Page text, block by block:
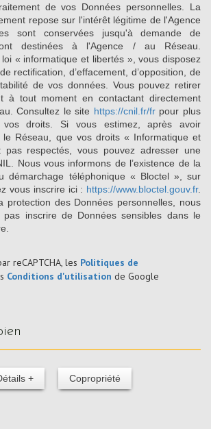
de vos Données personnelles. La
repose sur l'intérêt légitime de l'Agence
sont conservées jusqu'à demande de
destinées à l'Agence / au Réseau.
« informatique et libertés », vous disposez
rectification, d’effacement, d’opposition, de
de vos données. Vous pouvez retirer
à tout moment en contactant directement
Consultez le site https://cnil.fr/frpour plus
vos droits. Si vous estimez, après avoir
le Réseau, que vos droits « Informatique et
respectés, vous pouvez adresser une
Nous vous informons de l’existence de la
démarchage téléphonique « Bloctel », sur
vous inscrire ici : https://www.bloctel.gouv.fr.
protection des Données personnelles, nous
inscrire de Données sensibles dans le
reCAPTCHA, les Politiques de
Conditions d'utilisation de Google
+ Copropriété